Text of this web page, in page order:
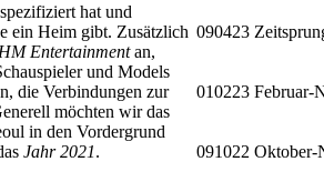
hat und
ein Heim gibt. Zusätzlich
Entertainmentan,
und Models
die Verbindungen zur
möchten wir das
in den Vordergrund
Jahr 2021.
090423
010223 Februar-
091022